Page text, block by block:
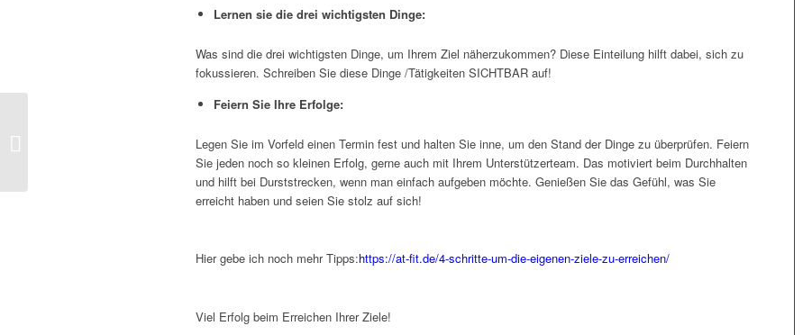
Lernen sie die drei wichtigsten Dinge:
Was sind die drei wichtigsten Dinge, um Ihrem Ziel näherzukommen? Diese Einteilung hilft dabei, sich zu
fokussieren. Schreiben Sie diese Dinge /Tätigkeiten SICHTBAR auf!
Feiern Sie Ihre Erfolge:
Legen Sie im Vorfeld einen Termin fest und halten Sie inne, um den Stand der Dinge zu überprüfen. Feiern
Sie jeden noch so kleinen Erfolg, gerne auch mit Ihrem Unterstützerteam. Das motiviert beim Durchhalten
und hilft bei Durststrecken, wenn man einfach aufgeben möchte. Genießen Sie das Gefühl, was Sie
erreicht haben und seien Sie stolz auf sich!
Hier gebe ich noch mehr Tipps:https://at-fit.de/4-schritte-um-die-eigenen-ziele-zu-erreichen/
Viel Erfolg beim Erreichen Ihrer Ziele!